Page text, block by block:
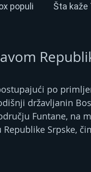
populi Šta kaže
po
državljanin
Funtane, na
Srpske,